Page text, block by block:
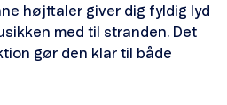
højttaler giver dig fyldig lyd
med til stranden. Det
gør den klar til både